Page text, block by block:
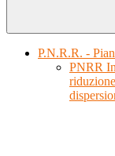
P.N.R.R. -
PNRR